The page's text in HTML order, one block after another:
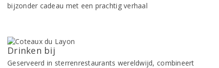
bijzonder cadeau met een prachtig verhaal
Drinken bij
Geserveerd in sterrenrestaurants wereldwijd, combineert